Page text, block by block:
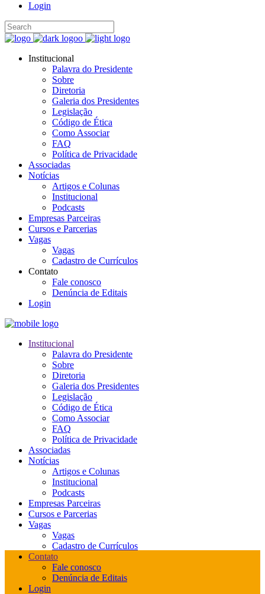
Login
Institucional
Palavra do Presidente
Sobre
Diretoria
Galeria dos Presidentes
Legislação
Código de Ética
Como Associar
FAQ
Política de Privacidade
Associadas
Notícias
Artigos e Colunas
Institucional
Podcasts
Empresas Parceiras
Cursos e Parcerias
Vagas
Vagas
Cadastro de Currículos
Contato
Fale conosco
Denúncia de Editais
Login
Institucional
Palavra do Presidente
Sobre
Diretoria
Galeria dos Presidentes
Legislação
Código de Ética
Como Associar
FAQ
Política de Privacidade
Associadas
Notícias
Artigos e Colunas
Institucional
Podcasts
Empresas Parceiras
Cursos e Parcerias
Vagas
Vagas
Cadastro de Currículos
Contato
Fale conosco
Denúncia de Editais
Login